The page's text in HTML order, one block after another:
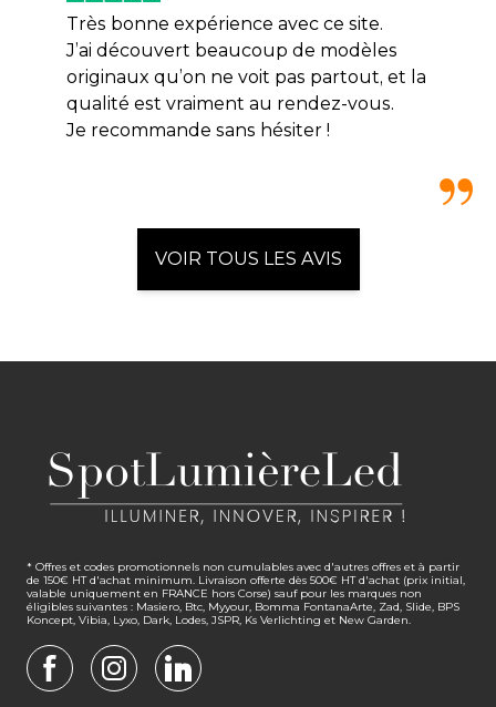
Très bonne expérience avec ce site.
J’ai découvert beaucoup de modèles
originaux qu’on ne voit pas partout, et la
qualité est vraiment au rendez-vous.
Je recommande sans hésiter !
VOIR TOUS LES AVIS
* Offres et codes promotionnels non cumulables avec d'autres offres et à partir
de 150€ HT d'achat minimum. Livraison offerte dès 500€ HT d'achat (prix initial,
valable uniquement en FRANCE hors Corse) sauf pour les marques non
éligibles suivantes : Masiero, Btc, Myyour, Bomma FontanaArte, Zad, Slide, BPS
Koncept, Vibia, Lyxo, Dark, Lodes, JSPR, Ks Verlichting et New Garden.